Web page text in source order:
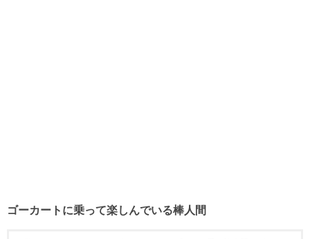
ゴーカートに乗って楽しんでいる棒人間